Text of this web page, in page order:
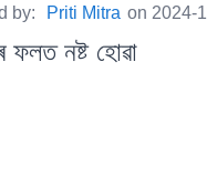
by: Priti Mitra on 2024-
নষ্ট হোৱা